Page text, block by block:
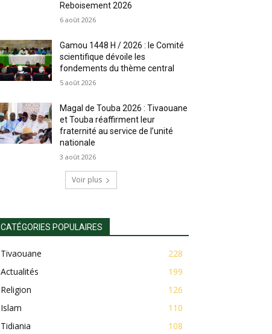
Reboisement 2026
6 août 2026
Gamou 1448 H / 2026 : le Comité
scientifique dévoile les
fondements du thème central
5 août 2026
Magal de Touba 2026 : Tivaouane
et Touba réaffirment leur
fraternité au service de l’unité
nationale
3 août 2026
Voir plus
CATÉGORIES POPULAIRES
Tivaouane
228
Actualités
199
Religion
126
Islam
110
Tidiania
108